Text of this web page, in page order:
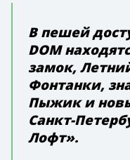
В пешей
DOM
замок,
Фонтанки,
Пыжик и
Санкт-
Лофт».